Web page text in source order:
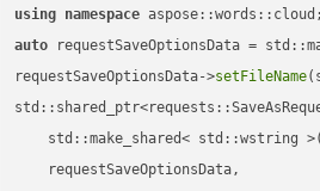
using namespace
auto requestSaveOptionsData =
requestSaveOptionsData->setFileName
std::make_shared< std::wstring
    requestSaveOptionsData,